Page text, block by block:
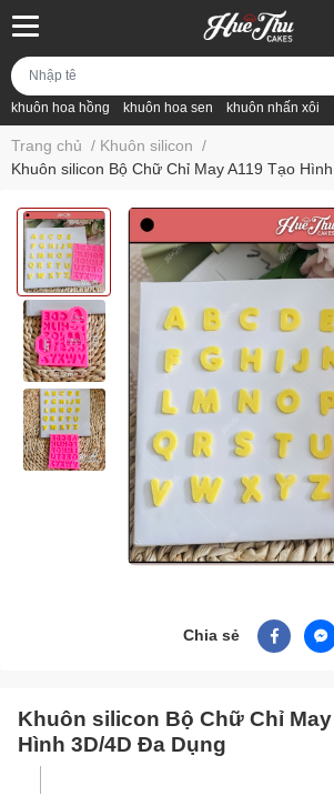
khuôn hoa hồng khuôn hoa sen khuôn nhấn xôi
Trang chủ / Khuôn silicon /
Khuôn silicon Bộ Chữ Chỉ May A119 Tạo
Chia sẻ
Khuôn silicon Bộ Chữ Chỉ May
Hình 3D/4D Đa Dụng